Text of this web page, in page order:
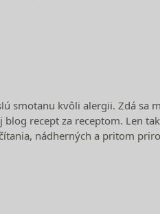
smotanu kvôli alergii. Zdá
recept za receptom. Len
nádherných a pritom